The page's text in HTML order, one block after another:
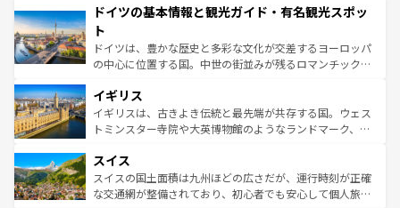
せる。地方によって風土や気候が異なるスペインはその個
ンテンツ一覧 を参照してほしい。
で、幅広い魅力が詰まっている。華麗な宮殿、歴史的な大
聖堂、美しいビーチ、そして豊かな自然が、訪れる者を心
から魅了する。また、フランスは美食の国としても知ら
れ、フランス料理はユネスコ無形文化遺産にも登録されて
香り高いラベンダー畑など、多彩な楽しみ方が可能だ。さ
らに、パリ以外の地域にも魅力が溢れており、どの街角に
も豊かな歴史と文化が息づいている。パリ以外の個性あふ
を参照してほしい。
ドイツの基本情報と観光ガイド・有名観光スポッ
ト
ドイツは、豊かな歴史と多彩な文化が交差するヨーロッパ
の中心に位置する国。中世の街並みが残るロマンチック街
顔を持つこの国は、どこを歩いても飽きることがない。ベ
ルリンの文化的活気、バイエルン州のアルプスの絶景、そ
してライン川沿いのワイン畑といった風景は必見。ビール
は、お酒好きな人にはぜひ体験してほしい。 なお、新着の
ドイツ情報はコンテンツ一覧を参照してほしい。
イギリス
イギリスは、古きよき伝統と最先端が共存する国。ウェス
トミンスター寺院や大英博物館のようなランドマーク、歴
リアごとに異なる魅力がある。また、優雅なアフタヌーン
ティー、ビール好きにはたまらない英国パブ、サッカー観
戦など、本場だからこそできる体験も豊富。イギリスを旅
スイス
スイスの国土面積は九州ほどの広さだが、運行時刻が正確
な交通網が整備されており、初心者でも安心して個人旅行